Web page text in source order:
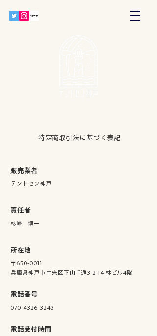
特定商取引法に基づく表記
販売業者
テントセン神戸
責任者
杉崎 博一
所在地
〒650-0011
兵庫県神戸市中央区下山手通3-2-14 林ビル4階
電話番号
070-4326-3243
電話受付時間